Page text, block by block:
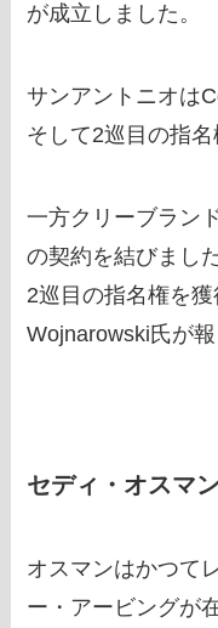
が成立しました。
サンアントニオは
そして2巡目の指名
一方クリーブラン
の契約を結びまし
2巡目の指名権を
Wojnarowski氏が報
セディ・オスマン
オスマンはかつて
ー・アービングが